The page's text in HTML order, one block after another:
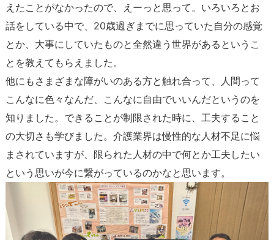
えたことがなかったので、えーっと思って。いろいろとお
話をしている中で、20歳過ぎまでに思っていた自分の感覚
とか、大事にしていたものと全然違う世界があるというこ
とを教えてもらえました。
他にもさまざまな障がいのある方と触れ合って、人間って
こんなに色々なんだ、こんなに自由でいいんだというのを
知りました。できることが制限された時に、工夫すること
の大切さも学びました。介護業界は慢性的な人材不足に悩
まされていますが、限られた人材の中で何とか工夫したい
という思いが今に繋がっているのかなと思います。